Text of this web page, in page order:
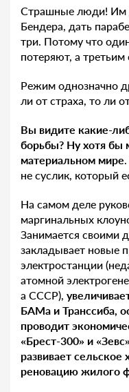
Страшные люди! Им
Бендера, дать
три. Потому что
потеряют, а
Режим однозначно
ли от страха, то ли
Вы видите какие-
борьбы? Ну хотя бы
материальном мире
не суслик, который
На самом деле
маргинальных
Занимается своими
закладывает новые
электростанции
атомной
а СССР),
БАМа и Транссиба,
проводит
«Брест-300» и
развивает сельское
реновацию жилого